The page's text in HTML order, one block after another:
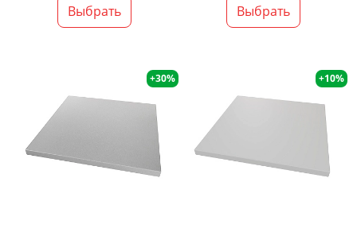
Выбрать Выбрать
+30% +10%